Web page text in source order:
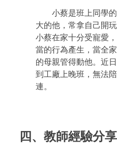
小蔡是班上同學的
大的他，常拿自己開
小蔡在家十分受寵愛
當的行為產生，當全
的母親管得動他。近
到工廠上晚班，無法
連。
四、教師經驗分享